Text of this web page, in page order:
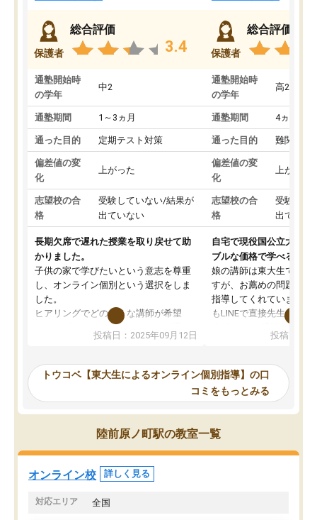
保護者
総合評価
3.4
通塾開始時
の学年
中2
通塾期間 1～3ヵ月
通った目的 定期テスト対策
偏差値の変
化
上がった
志望校の合
格
受験していない/結果が
出ていない
長期欠席で遅れた授業を取り戻せて助
かりました。
子供の家で学びたいという意志を尊重
し、オンライン個別という選択をしま
した。
ヒアリングでどのような講師が希望
か、オプションは付帯するかなど選ぶ
事が出来ました。
ーティングを行い、その講師で良いか
見てから講師を決定する事ができま
す。
うちの子は、初回面談の講師の方で決
オンラインツールを使用した単語帳の
共有があり宿題もそちらで出される形
でした。
投稿日：2025年09月12日
保護者
総合評価
通塾開始時
の学年
高2
通塾期間 4ヵ月～1
通った目的 難関私立
偏差値の変
化
上がった
志望校の合
格
受験して
出ていな
自宅で現役国公立大学生
ブルな価格で学べる
娘の講師は東大生では無
すが、お薦めの問題集や
指導してくれています。
もLINEで直接先生に質問
めれるので、個人に合
いなのがあり(有料)、受
ことをどんなスケジュー
くか相談したのですが、
ち期待したものではなく
内容でした。それでも明
やる気も出ましたし、苦
くなってきたようなので
投稿日：
トウコベ【東大生によるオンライン個別指導】の口
コミをもっとみる
陸前原ノ町駅の教室一覧
オンライン校 詳しく見る
対応エリア 全国